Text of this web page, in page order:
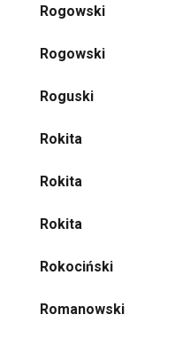
Rogowski
Rogowski
Roguski
Rokita
Rokita
Rokita
Rokociński
Romanowski